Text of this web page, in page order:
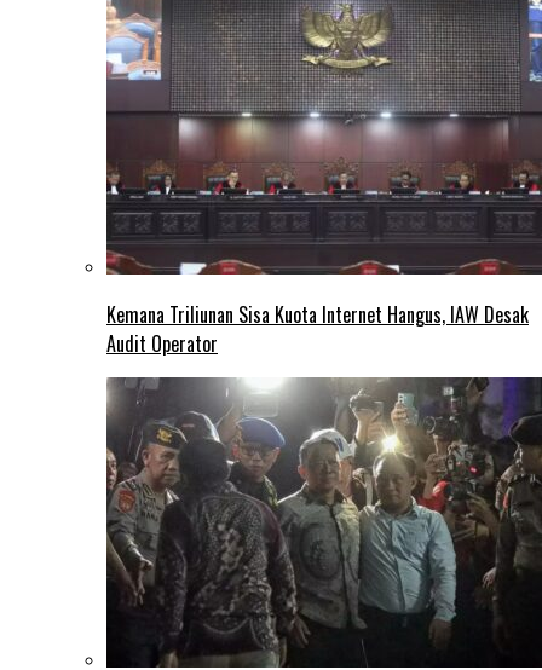
Kemana Triliunan Sisa Kuota Internet Hangus, IAW Desak
Audit Operator